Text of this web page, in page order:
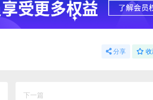
分享
下一篇